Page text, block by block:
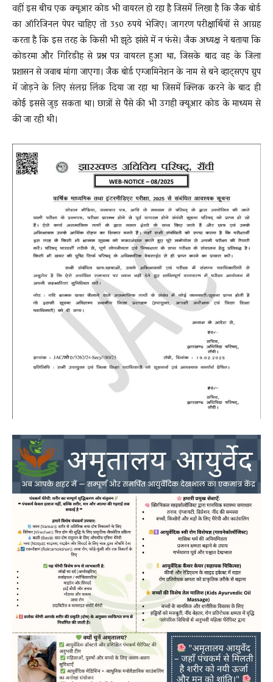
वहीं इस बीच एक क्यूआर कोड भी वायरल हो रहा है जिसमें लिखा है कि जैक बोर्ड
का ऑरिजिनल पेपर चाहिए तो 350 रुपये भेजिए। जागरण परीक्षार्थियों से आग्रह
करता है कि इस तरह के किसी भी झूठे झांसे में न फंसे। जैक अध्यक्ष ने बताया कि
कोडरमा और गिरिडीह से प्रश्न पत्र वायरल हुआ था, जिसके बाद वह के जिला
प्रशासन से जवाब मांगा जाएगा। जैक बोर्ड एग्जामिनेशन के नाम से बने व्हाट्सएप ग्रुप
में जोड़ने के लिए संलग्न लिंक दिया जा रहा था जिसमें क्लिक करने के बाद ही
कोई इससे जुड़ सकता था। छात्रों से पैसे की भी उगही क्यूआर कोड के माध्यम से
की जा रही थी।